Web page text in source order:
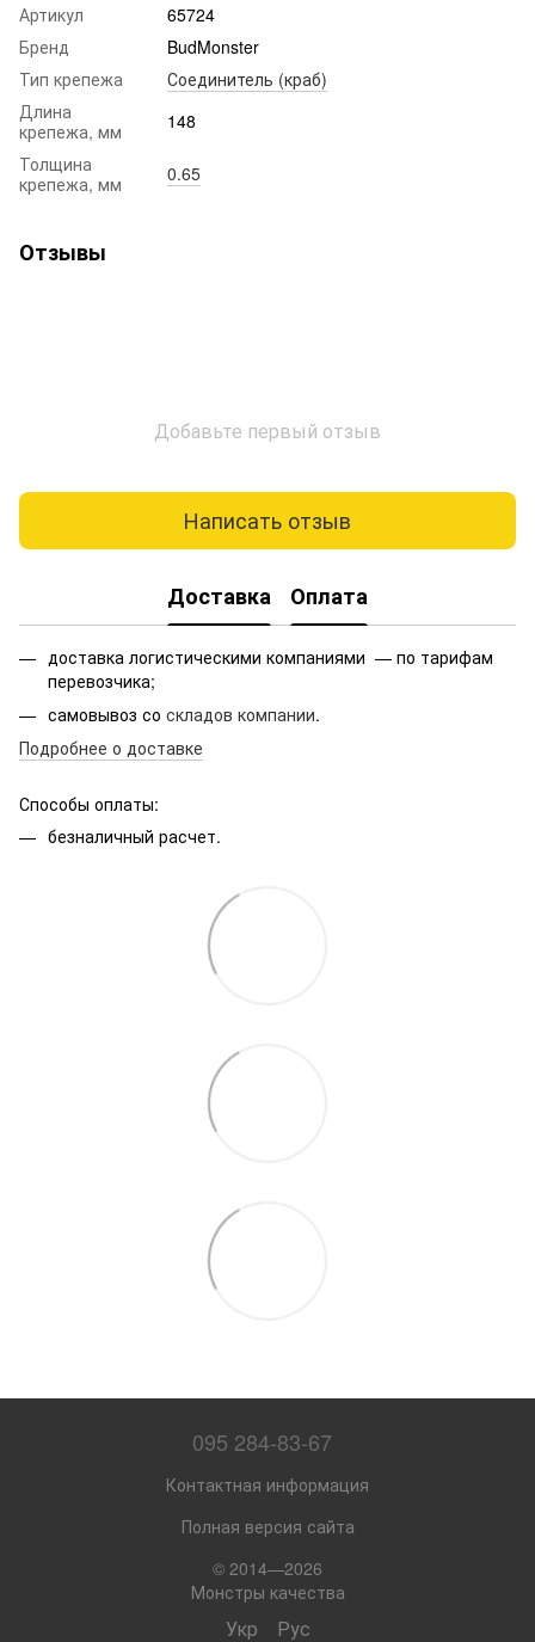
Артикул
65724
Бренд
BudMonster
Тип крепежа
Соединитель (краб)
Длина
крепежа, мм
148
Толщина
крепежа, мм
0.65
Отзывы
Добавьте первый отзыв
Написать отзыв
Доставка Оплата
доставка логистическими компаниями — по тарифам
перевозчика;
самовывоз со складов компании.
Подробнее о доставке
Способы оплаты:
безналичный расчет.
095 284-83-67
Контактная информация
Полная версия сайта
© 2014—2026
Монстры качества
Укр Рус